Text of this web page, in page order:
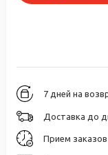
7 дней на
Доставка до
Прием